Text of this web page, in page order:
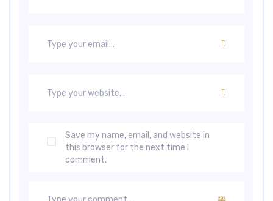
Save my name, email, and website in
this browser for the next time I
comment.